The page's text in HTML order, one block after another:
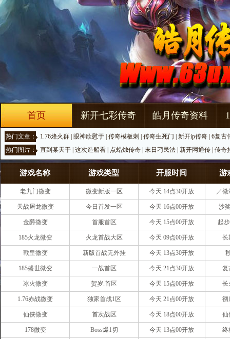
首页 新开七彩传奇 皓月传奇资料
热门文章： 1.76烽火群 眼神欣慰于 传奇模板刺 传奇生死门 新开ip传奇 6复古
热门图片： 直到某天于 这次造船看 点蜡烛传奇 末日刁民法 新开网通传 传奇
游戏名称 游戏类型 开服时间 游
老九门微变 微变新版一区 今天 14点30开放 ／
天战屠龙微变 今日首发一区 今天 16点00开放 沙
金爵微变 首服首区 今天 15点00开放 起
185火龙微变 火龙首战大区 今天 09点00开放 长
戰皇微变 新版首战无外挂 今天 13点30开放
185盛世微变 一战首区 今天 21点30开放 复
冰火微变 贺岁.首区 今天 15点00开放 长
1.76赤战微变 独家首战1区 今天 21点00开放 彻
仙侠微变 首次战区 今天 18点00开放 仙
178微变 Boss爆1切 今天 13点00开放 终